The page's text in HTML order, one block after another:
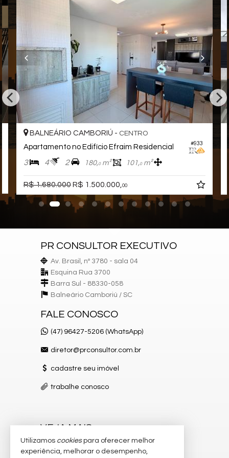
Apartamento:
03 Dormitórios sendo 03 Suítes
04 Banheiros
02 Vagas de garagem
Cozinha
Sala de Estar
Sala de Jantar
Lavabo
Living com pele de vidro
Empreendimento:
Piscina
Academia
Características do Imóvel
Área de Serviço
Living
Sacada com Churrasqueira
Banheiro Social
Churrasqueira
Piso Porcelanato
Acabamento em Gesso
Características do Empreendimento
Espaço Fitness
Piscina Infantil
Gás Central
Hall Decorado e Mobiliado
Estar Social
Hidromassagem
#933
BALNEÁRIO CAMBORIÚ - CENTRO
Apartamento no Edifício Efraim Residencial
3 4 2 180,0m² 101,0m²
R$ 1.680.000R$ 1.500.000, 00
PR CONSULTOR EXECUTIVO
Av. Brasil, nº 3780 - sala 04
Esquina Rua 3700
Barra Sul - 88330-058
Balneário Camboriú / SC
FALE CONOSCO
(47) 96427-5206 (WhatsApp)
diretor@prconsultor.com.br
cadastre seu imóvel
trabalhe conosco
VEJA MAIS
receba nosso newsletter
Utilizamos cookiespara oferecer melhor
experiência, melhorar o desempenho,